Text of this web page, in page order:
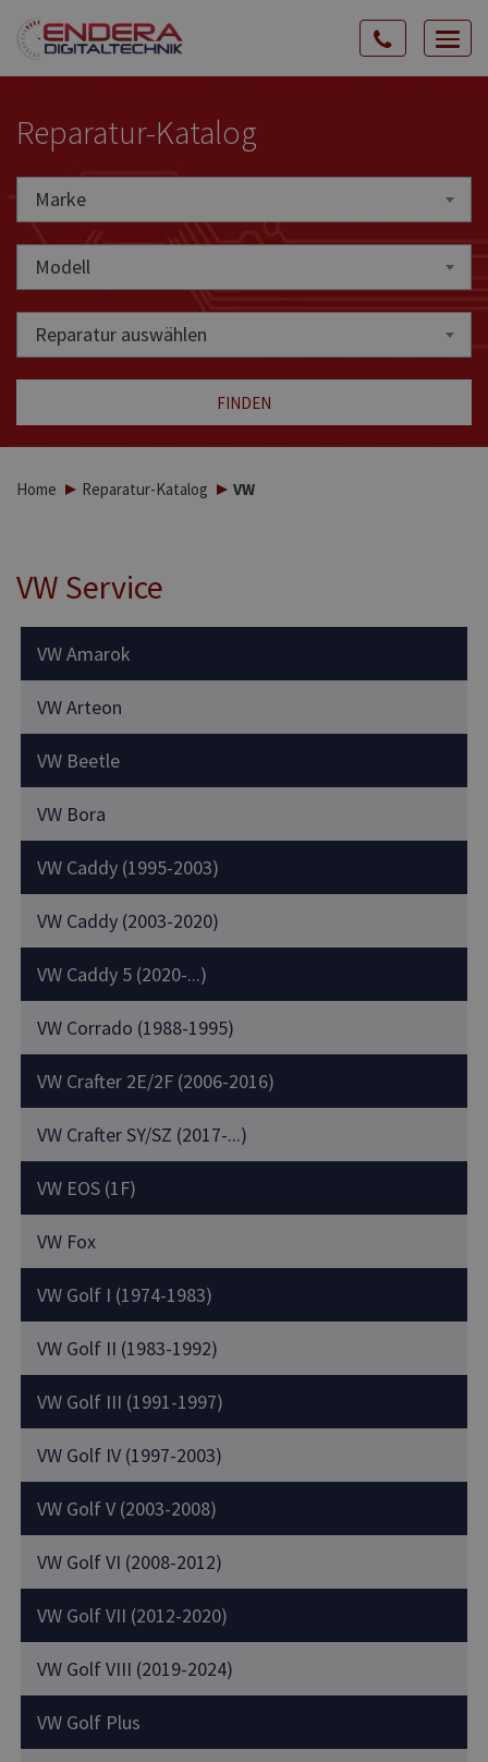
Reparatur-Katalog
MarkeMarke
Modell
Reparatur auswählen
FINDEN
Home Reparatur-Katalog VW
VW Service
VW Amarok
VW Arteon
VW Beetle
VW Bora
VW Caddy (1995-2003)
VW Caddy (2003-2020)
VW Caddy 5 (2020-...)
VW Corrado (1988-1995)
VW Crafter 2E/2F (2006-2016)
VW Crafter SY/SZ (2017-...)
VW EOS (1F)
VW Fox
VW Golf I (1974-1983)
VW Golf II (1983-1992)
VW Golf III (1991-1997)
VW Golf IV (1997-2003)
VW Golf V (2003-2008)
VW Golf VI (2008-2012)
VW Golf VII (2012-2020)
VW Golf VIII (2019-2024)
VW Golf Plus